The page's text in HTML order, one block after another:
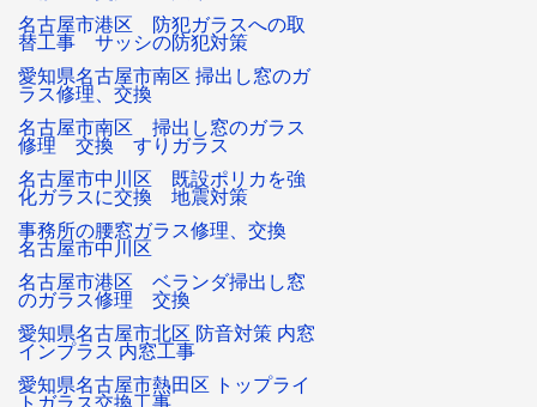
名古屋市港区 防犯ガラスへの取
替工事 サッシの防犯対策
愛知県名古屋市南区 掃出し窓のガ
ラス修理、交換
名古屋市南区 掃出し窓のガラス
修理 交換 すりガラス
名古屋市中川区 既設ポリカを強
化ガラスに交換 地震対策
事務所の腰窓ガラス修理、交換
名古屋市中川区
名古屋市港区 ベランダ掃出し窓
のガラス修理 交換
愛知県名古屋市北区 防音対策 内窓
インプラス 内窓工事
愛知県名古屋市熱田区 トップライ
トガラス交換工事